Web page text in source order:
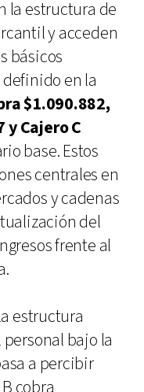
la estructura de
y acceden
básicos
en la
$1.090.882,
y Cajero C
base. Estos
centrales en
y cadenas
del
frente al
estructura
bajo la
a percibir
cobra